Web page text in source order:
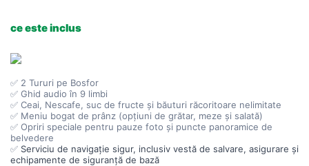
ce este inclus
✅ 2 Tururi pe Bosfor
✅ Ghid audio în 9 limbi
✅ Ceai, Nescafe, suc de fructe și băuturi răcoritoare nelimitate
✅ Meniu bogat de prânz (opțiuni de grătar, meze și salată)
✅ Opriri speciale pentru pauze foto și puncte panoramice de
belvedere
✅ Serviciu de navigație sigur, inclusiv vestă de salvare, asigurare și
echipamente de siguranță de bază